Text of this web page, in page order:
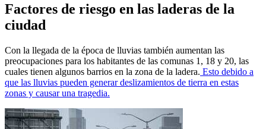
Factores de riesgo en las laderas de la
ciudad
Con la llegada de la época de lluvias también aumentan las
preocupaciones para los habitantes de las comunas 1, 18 y 20, las
cuales tienen algunos barrios en la zona de la ladera. Esto debido a
que las lluvias pueden generar deslizamientos de tierra en estas
zonas y causar una tragedia.